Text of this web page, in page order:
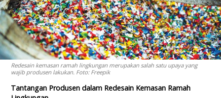
Redesain kemasan ramah lingkungan merupakan salah satu upaya yang
wajib produsen lakukan. Foto: Freepik
Tantangan Produsen dalam Redesain Kemasan Ramah